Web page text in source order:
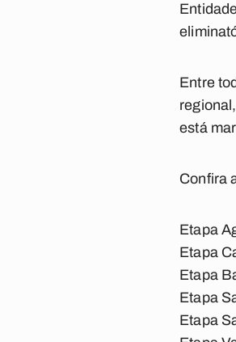
Entre
está
Confira
Etapa
Etapa
Etapa
Etapa
Etapa